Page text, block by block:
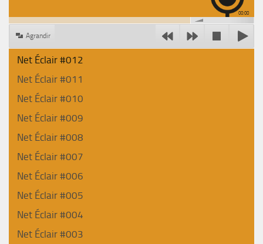
00:00
Agrandir
Net Éclair #012
Net Éclair #011
Net Éclair #010
Net Éclair #009
Net Éclair #008
Net Éclair #007
Net Éclair #006
Net Éclair #005
Net Éclair #004
Net Éclair #003